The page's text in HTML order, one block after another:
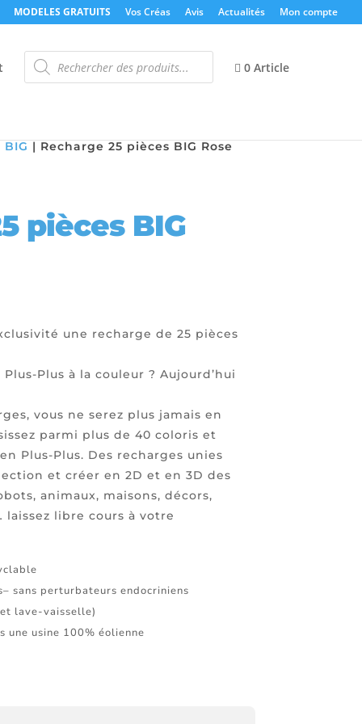
MODELES GRATUITS Vos Créas Avis Actualités Mon compte
Recherche
de
produits
0 Article
| Recharge 25 pièces BIG Rose
pièces BIG
une recharge de 25 pièces
Plus à la couleur ? Aujourd’hui
vous ne serez plus jamais en
parmi plus de 40 coloris et
Plus-Plus. Des recharges unies
et créer en 2D et en 3D des
animaux, maisons, décors,
libre cours à votre
sans perturbateurs endocriniens
lave-vaisselle)
une usine 100% éolienne